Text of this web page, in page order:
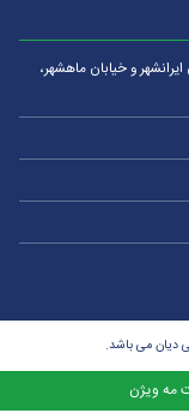
و خیابان ماهشهر،
دیان می باشد.
مه ویژن